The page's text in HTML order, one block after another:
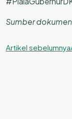
Sumber
Artikel sebelumnya